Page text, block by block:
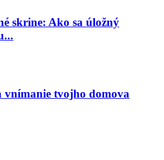
skrine: Ako sa úložný
vnímanie tvojho domova